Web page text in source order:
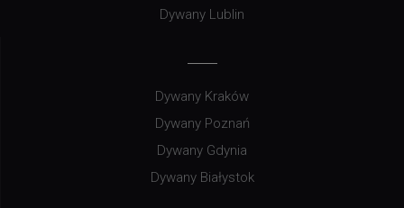
Dywany Lublin
Dywany Kraków
Dywany Poznań
Dywany Gdynia
Dywany Białystok